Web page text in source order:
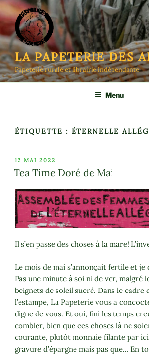
Aller
au
contenu
principal
LA PAPETERIE DES
Papeterie rurale et librairie indépendante
Menu
ÉTIQUETTE : ÉTERNELLE
PUBLIÉ
LE
12 MAI 2022
Tea Time Doré de Mai
Il s’en passe des choses à la mare!
Le mois de mai s’annonçait fertile et je
Pas une minute à soi ni de ver, malgré
beignets de soleil sucré. Dans le cadre
l’estampe, La Papeterie vous a
digne de vous. Et oui, fini les temps
combler, bien que ces choses là ne
courante, plutôt monnaie filante par ici,
gravure d’épargne mais pas que… En